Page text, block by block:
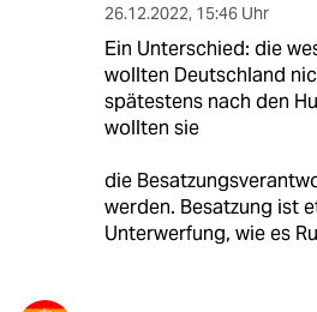
26.12.2022, 15:46 Uhr
Ein Unterschied: die
wollten Deutschland
spätestens nach den
wollten sie
die
werden. Besatzung ist
Unterwerfung, wie es